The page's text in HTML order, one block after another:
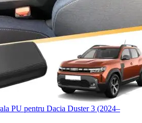
PU pentru Dacia Duster 3 (2024–